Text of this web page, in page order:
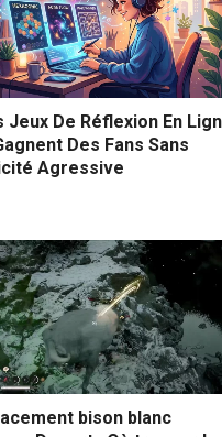
Jeux De Réflexion En
Des Fans Sans
Agressive
bison blanc